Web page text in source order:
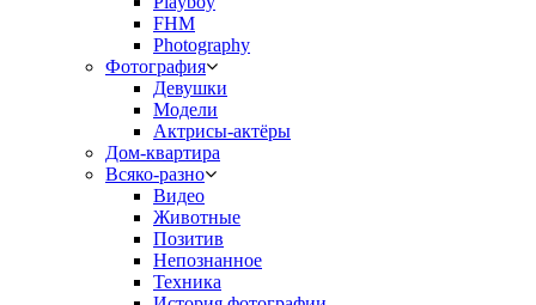
FHM
Photography
Фотография
Девушки
Модели
Актрисы-актёры
Дом-квартира
Всяко-разно
Видео
Животные
Позитив
Непознанное
Техника